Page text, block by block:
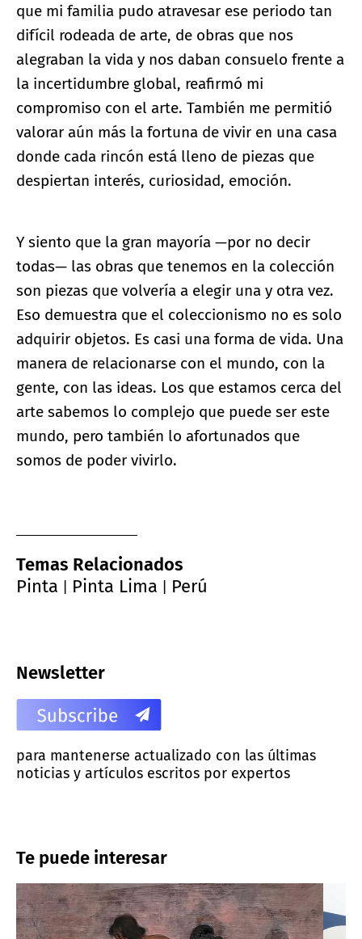
que mi familia pudo atravesar ese periodo tan
difícil rodeada de arte, de obras que nos
alegraban la vida y nos daban consuelo frente a
la incertidumbre global, reafirmó mi
compromiso con el arte. También me permitió
valorar aún más la fortuna de vivir en una casa
donde cada rincón está lleno de piezas que
despiertan interés, curiosidad, emoción.
Y siento que la gran mayoría —por no decir
todas— las obras que tenemos en la colección
son piezas que volvería a elegir una y otra vez.
Eso demuestra que el coleccionismo no es solo
adquirir objetos. Es casi una forma de vida. Una
manera de relacionarse con el mundo, con la
gente, con las ideas. Los que estamos cerca del
arte sabemos lo complejo que puede ser este
mundo, pero también lo afortunados que
somos de poder vivirlo.
Temas Relacionados
Pinta
Pinta Lima Perú
Newsletter
para mantenerse actualizado con las últimas
noticias y artículos escritos por expertos
Te puede interesar